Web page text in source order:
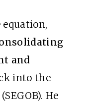
equation,
and
into the
He